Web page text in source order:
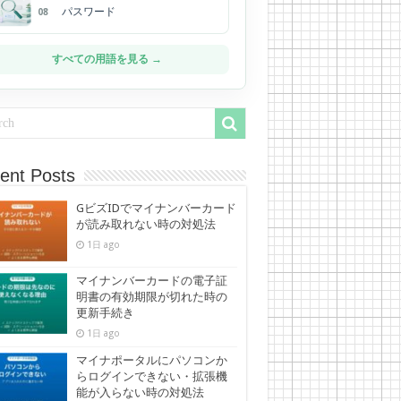
08 パスワード
すべての用語を見る →
Posts
GビズIDでマイナンバーカード
が読み取れない時の対処法
1日 ago
マイナンバーカードの電子証
明書の有効期限が切れた時の
更新手続き
1日 ago
マイナポータルにパソコンか
らログインできない・拡張機
能が入らない時の対処法